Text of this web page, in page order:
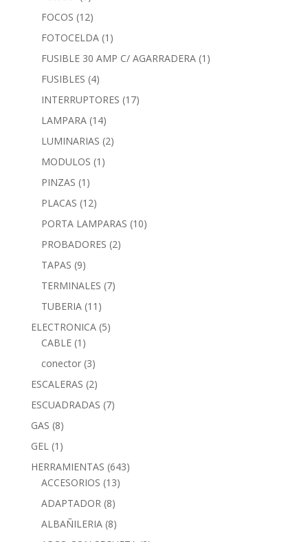
FOCOS (12)
FOTOCELDA (1)
FUSIBLE 30 AMP C/ AGARRADERA (1)
FUSIBLES (4)
INTERRUPTORES (17)
LAMPARA (14)
LUMINARIAS (2)
MODULOS (1)
PINZAS (1)
PLACAS (12)
PORTA LAMPARAS (10)
PROBADORES (2)
TAPAS (9)
TERMINALES (7)
TUBERIA (11)
ELECTRONICA (5)
CABLE (1)
conector (3)
ESCALERAS (2)
ESCUADRADAS (7)
GAS (8)
GEL (1)
HERRAMIENTAS (643)
ACCESORIOS (13)
ADAPTADOR (8)
ALBAÑILERIA (8)